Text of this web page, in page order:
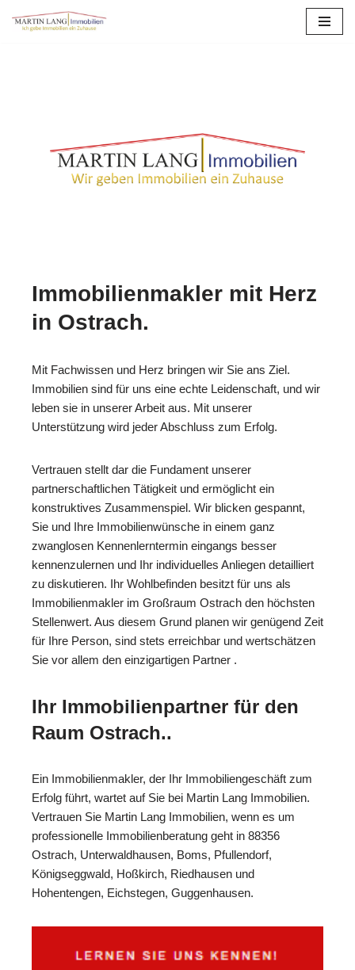
Immobilienmakler mit Herz
in Ostrach.
Mit Fachwissen und Herz bringen wir Sie ans Ziel.
Immobilien sind für uns eine echte Leidenschaft, und wir
leben sie in unserer Arbeit aus. Mit unserer
Unterstützung wird jeder Abschluss zum Erfolg.
Vertrauen stellt dar die Fundament unserer
partnerschaftlichen Tätigkeit und ermöglicht ein
konstruktives Zusammenspiel. Wir blicken gespannt,
Sie und Ihre Immobilienwünsche in einem ganz
zwanglosen Kennenlerntermin eingangs besser
kennenzulernen und Ihr individuelles Anliegen detailliert
zu diskutieren. Ihr Wohlbefinden besitzt für uns als
Immobilienmakler im Großraum Ostrach den höchsten
Stellenwert. Aus diesem Grund planen wir genügend Zeit
für Ihre Person, sind stets erreichbar und wertschätzen
Sie vor allem den einzigartigen Partner .
Ihr Immobilienpartner für den
Raum Ostrach..
Ein Immobilienmakler, der Ihr Immobiliengeschäft zum
Erfolg führt, wartet auf Sie bei Martin Lang Immobilien.
Vertrauen Sie Martin Lang Immobilien, wenn es um
professionelle Immobilienberatung geht in 88356
Ostrach, Unterwaldhausen, Boms, Pfullendorf,
Königseggwald, Hoßkirch, Riedhausen und
Hohentengen, Eichstegen, Guggenhausen.